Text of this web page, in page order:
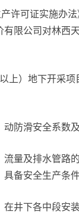
许可证实施办
限公司对林西
）地下开采
防滑安全系数
量及排水管路
备安全生产条件
井下各中段安